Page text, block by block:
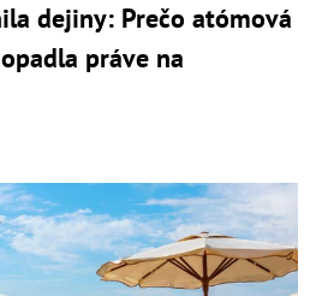
dejiny: Prečo atómová
práve na